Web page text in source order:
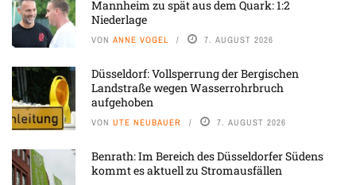
Mannheim zu spät aus dem Quark: 1:2
Niederlage
VON ANNE VOGEL 7. AUGUST 2026
Düsseldorf: Vollsperrung der Bergischen
Landstraße wegen Wasserrohrbruch
aufgehoben
VON UTE NEUBAUER 7. AUGUST 2026
Benrath: Im Bereich des Düsseldorfer Südens
kommt es aktuell zu Stromausfällen